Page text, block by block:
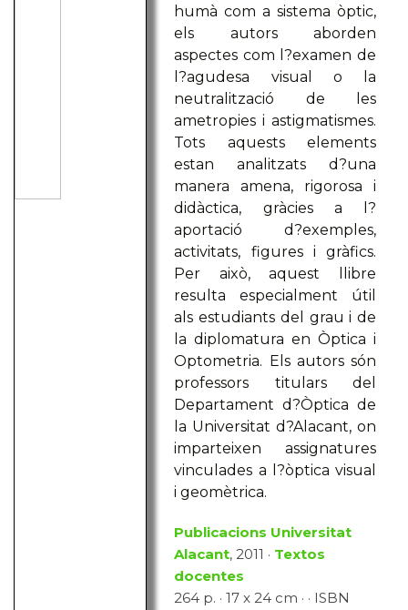
humà com a sistema òptic,
els autors aborden
aspectes com l?examen de
l?agudesa visual o la
neutralització de les
ametropies i astigmatismes.
Tots aquests elements
estan analitzats d?una
manera amena, rigorosa i
didàctica, gràcies a l?
aportació d?exemples,
activitats, figures i gràfics.
Per això, aquest llibre
resulta especialment útil
als estudiants del grau i de
la diplomatura en Òptica i
Optometria. Els autors són
professors titulars del
Departament d?Òptica de
la Universitat d?Alacant, on
imparteixen assignatures
vinculades a l?òptica visual
i geomètrica.
Publicacions Universitat
Alacant, 2011 · Textos
docentes
264 p. · 17 x 24 cm · · ISBN